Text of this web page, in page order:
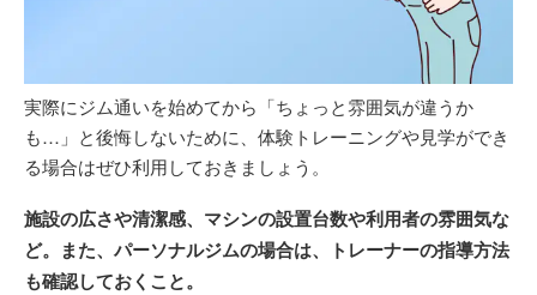
実際にジム通いを始めてから「ちょっと雰囲気が違うか
も…」と後悔しないために、体験トレーニングや見学ができ
る場合はぜひ利用しておきましょう。
施設の広さや清潔感、マシンの設置台数や利用者の雰囲気な
ど。また、パーソナルジムの場合は、トレーナーの指導方法
も確認しておくこと。